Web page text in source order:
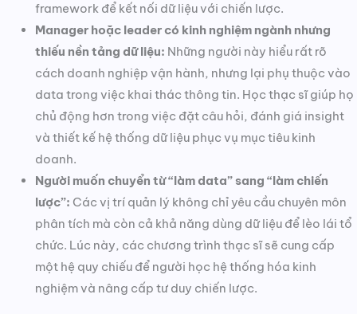
framework để kết nối dữ liệu với chiến lược.
Manager hoặc leader có kinh nghiệm ngành nhưng
thiếu nền tảng dữ liệu: Những người này hiểu rất rõ
cách doanh nghiệp vận hành, nhưng lại phụ thuộc vào
data trong việc khai thác thông tin. Học thạc sĩ giúp họ
chủ động hơn trong việc đặt câu hỏi, đánh giá insight
và thiết kế hệ thống dữ liệu phục vụ mục tiêu kinh
doanh.
Người muốn chuyển từ “làm data” sang “làm chiến
lược”: Các vị trí quản lý không chỉ yêu cầu chuyên môn
phân tích mà còn cả khả năng dùng dữ liệu để lèo lái tổ
chức. Lúc này, các chương trình thạc sĩ sẽ cung cấp
một hệ quy chiếu để người học hệ thống hóa kinh
nghiệm và nâng cấp tư duy chiến lược.